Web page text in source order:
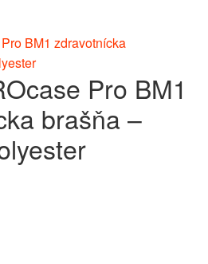
Pro BM1
brašňa –